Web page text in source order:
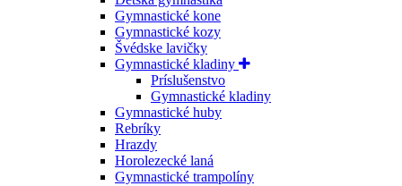
Gymnastické kone
Gymnastické kozy
Švédske lavičky
Gymnastické kladiny
Príslušenstvo
Gymnastické kladiny
Gymnastické huby
Rebríky
Hrazdy
Horolezecké laná
Gymnastické trampolíny